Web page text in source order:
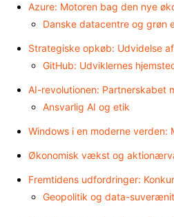
Azure: Motoren bag den nye
Danske datacentre og grøn
Strategiske opkøb: Udvidelse
GitHub: Udviklernes
AI-revolutionen: Partnerskabet
Ansvarlig AI og etik
Windows i en moderne verden:
Økonomisk vækst og
Fremtidens udfordringer:
Geopolitik og data-